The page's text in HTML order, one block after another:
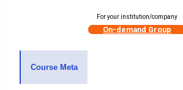
For your institution/company
On-demand Group
Course Meta